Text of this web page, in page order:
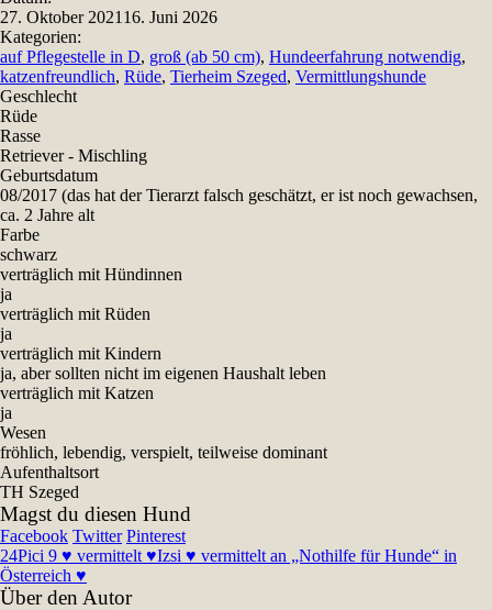
27. Oktober 2021 16. Juni 2026
Kategorien:
auf Pflegestelle in D, groß (ab 50 cm), Hundeerfahrung notwendig,
katzenfreundlich, Rüde, Tierheim Szeged, Vermittlungshunde
Geschlecht
Rüde
Rasse
Retriever - Mischling
Geburtsdatum
08/2017 (das hat der Tierarzt falsch geschätzt, er ist noch gewachsen,
ca. 2 Jahre alt
Farbe
schwarz
verträglich mit Hündinnen
ja
verträglich mit Rüden
ja
verträglich mit Kindern
ja, aber sollten nicht im eigenen Haushalt leben
verträglich mit Katzen
ja
Wesen
fröhlich, lebendig, verspielt, teilweise dominant
Aufenthaltsort
TH Szeged
Magst du diesen Hund
Facebook Twitter Pinterest
24Pici 9 ♥ vermittelt ♥Izsi ♥ vermittelt an „Nothilfe für Hunde“ in
Österreich ♥
Über den Autor